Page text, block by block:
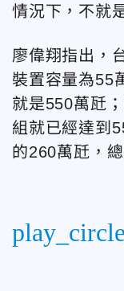
情況下，不就
廖偉翔指出，
裝置容量為55
就是550萬瓩
組就已經達到
的260萬瓩，